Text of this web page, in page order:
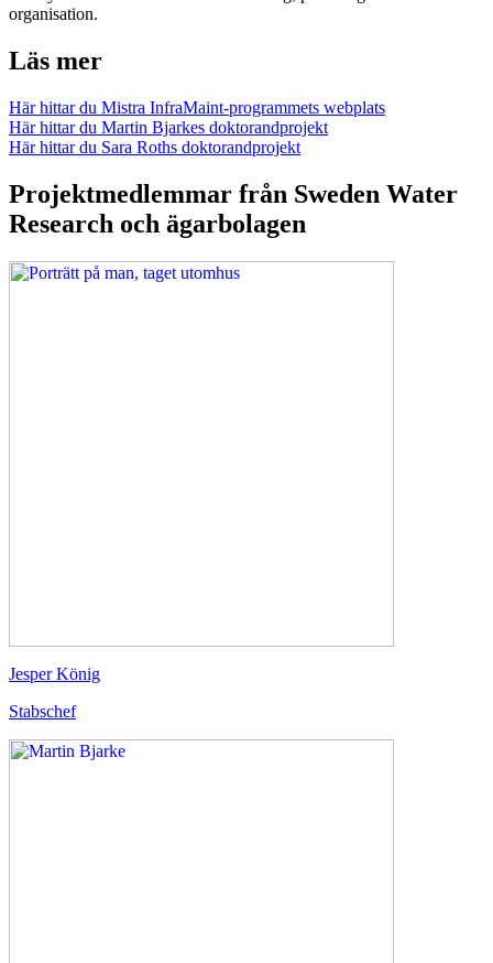
organisation.
Läs mer
Här hittar du Mistra InfraMaint-programmets webplats
Här hittar du Martin Bjarkes doktorandprojekt
Här hittar du Sara Roths doktorandprojekt
Projektmedlemmar från Sweden Water
Research och ägarbolagen
Jesper König
Stabschef